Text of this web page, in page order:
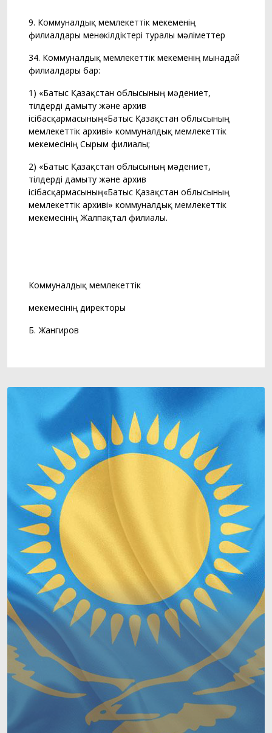
9. Коммуналдық мемлекеттік мекеменің
филиалдары менөкілдіктері туралы мәліметтер
34. Коммуналдық мемлекеттік мекеменің мынадай
филиалдары бар:
1) «Батыс Қазақстан облысының мәдениет,
тілдерді дамыту және архив
ісібасқармасының«Батыс Қазақстан облысының
мемлекеттік архиві» коммуналдық мемлекеттік
мекемесінің Сырым филиалы;
2) «Батыс Қазақстан облысының мәдениет,
тілдерді дамыту және архив
ісібасқармасының«Батыс Қазақстан облысының
мемлекеттік архиві» коммуналдық мемлекеттік
мекемесінің Жалпақтал филиалы.
Коммуналдық мемлекеттік
мекемесінің директоры
Б. Жангиров